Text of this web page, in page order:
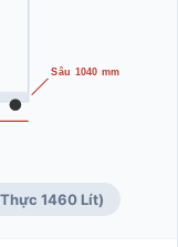
Sâu 1040 mm
1460 Lít)